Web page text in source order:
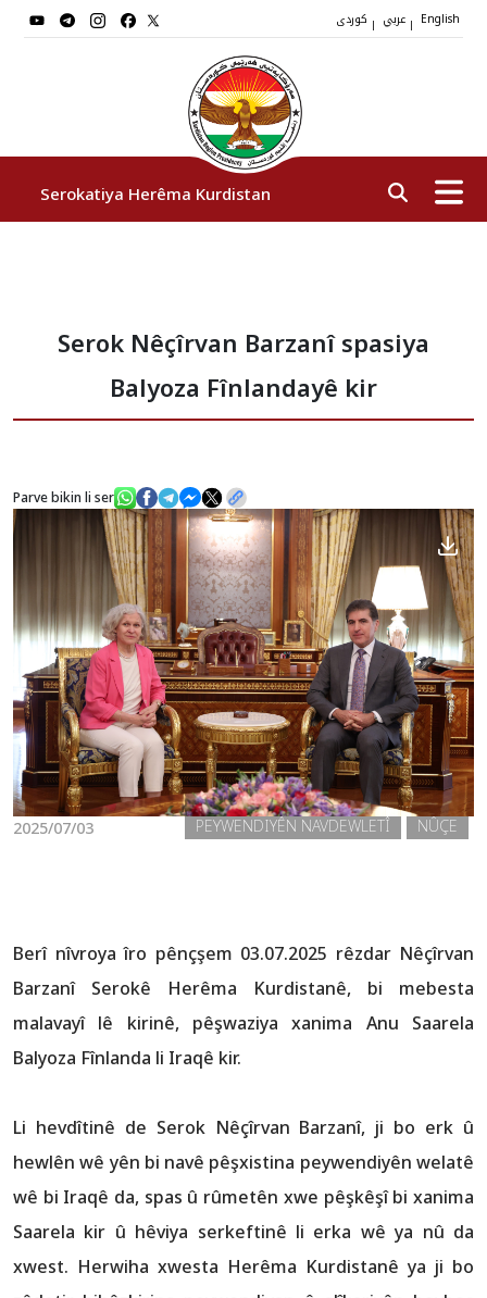
| | English
Serokatiya Herêma Kurdistan
Cîgirên Serok
Stafê Serokatiyê
Sazî
Galerî
Serok Nêçîrvan Barzanî spasiya
Balyoza Fînlandayê kir
Parve bikin li ser
2025/07/03 NÛÇE
PEYWENDIYÊN NAVDEWLETÎ
Berî nîvroya îro pênçşem 03.07.2025 rêzdar Nêçîrvan
Barzanî Serokê Herêma Kurdistanê, bi mebesta
malavayî lê kirinê, pêşwaziya xanima Anu Saarela
Balyoza Fînlanda li Iraqê kir.
Li hevdîtinê de Serok Nêçîrvan Barzanî, ji bo erk û
hewlên wê yên bi navê pêşxistina peywendiyên welatê
wê bi Iraqê da, spas û rûmetên xwe pêşkêşî bi xanima
Saarela kir û hêviya serkeftinê li erka wê ya nû da
xwest. Herwiha xwesta Herêma Kurdistanê ya ji bo